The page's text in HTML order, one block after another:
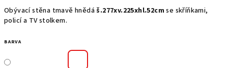
Obývací stěna tmavě hnědáš.277xv.225xhl.52cm se skříňkami,
policí a TV stolkem.
BARVA